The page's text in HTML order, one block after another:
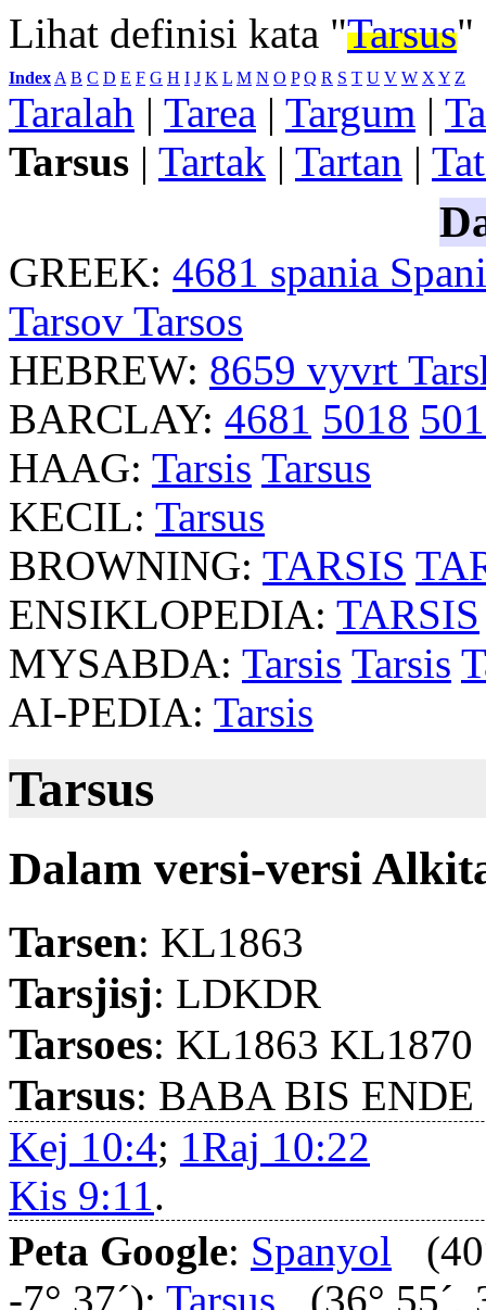
Lihat definisi kata "Tarsus"
Index: A B C D E F G H I J K L M N O P Q R S T U V W X Y Z
Taralah | Tarea | Targum |
Tarsus | Tartak | Tartan |
GREEK: 4681 spania
Tarsov Tarsos
HEBREW: 8659 vyvrt
BARCLAY: 4681 5018
HAAG: Tarsis Tarsus
KECIL: Tarsus
BROWNING: TARSIS
ENSIKLOPEDIA: TARSIS
MYSABDA: Tarsis Tarsis
AI-PEDIA: Tarsis
Tarsus
Dalam versi-versi
Tarsen: KL1863
Tarsjisj: LDKDR
Tarsoes: KL1863 KL1870
Tarsus: BABA BIS
Kej 10:4; 1Raj 10:22
Kis 9:11.
Peta Google: Spanyol
-7° 37´); Tarsus
(36° 55´,